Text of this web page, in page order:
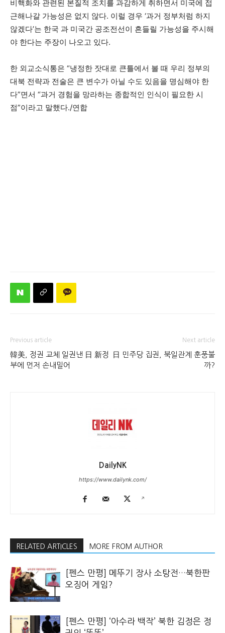
비핵화와 관련된 본질적 조치를 과감하게 취하면서 미국에 접
근해나갈 가능성은 없지 않다. 이럴 경우 ‘과거 정부처럼 하지
않겠다’는 한국 과 미국간 공조전선이 흔들릴 가능성을 주시해
야 한다는 주장이 나오고 있다.
한 외교소식통은 “냉정한 잣대로 큰틀에서 볼 때 우리 정부의
대북 전략과 전술은 큰 변수가 아닐 수도 있음을 명심해야 한
다”면서 “과거 경험을 망라하는 종합적인 인식이 필요한 시
점”이라고 말했다./연합
Previous article
韓美, 정권 교체 일권낸 日 新정
부에 먼저 손내밀어
Next article
日 민주당 집권, 북일관계 훈풍불
까?
DailyNK
https://www.dailynk.com/
RELATED ARTICLES MORE FROM AUTHOR
[펜스 만평] 메뚜기 장사 소탕전…북한판
오징어 게임?
[펜스 만평] ‘아수라 백작’ 북한 김정은 정